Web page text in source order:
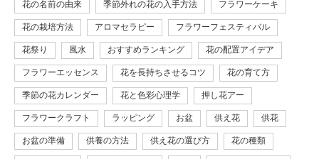
花の名前の由来 季節外れの花の入手方法 フラワーケーキ
花の栽培方法 アロマセラピー フラワーフェスティバル
花祭り 風水 おすすめランキング 花の配置アイデア
フラワーエッセンス 花を長持ちさせるコツ 花の育て方
季節の花カレンダー 花と色彩心理学 押し花アー
フラワークラフト ラッピング お盆 供え花 供花
お盆の準備 供養の方法 供え花の選び方 花の種類